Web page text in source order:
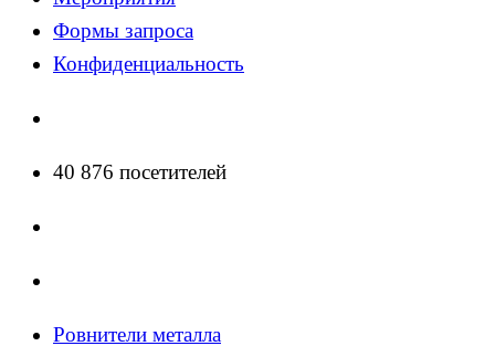
Формы запроса
Конфиденциальность
40 876 посетителей
Ровнители металла